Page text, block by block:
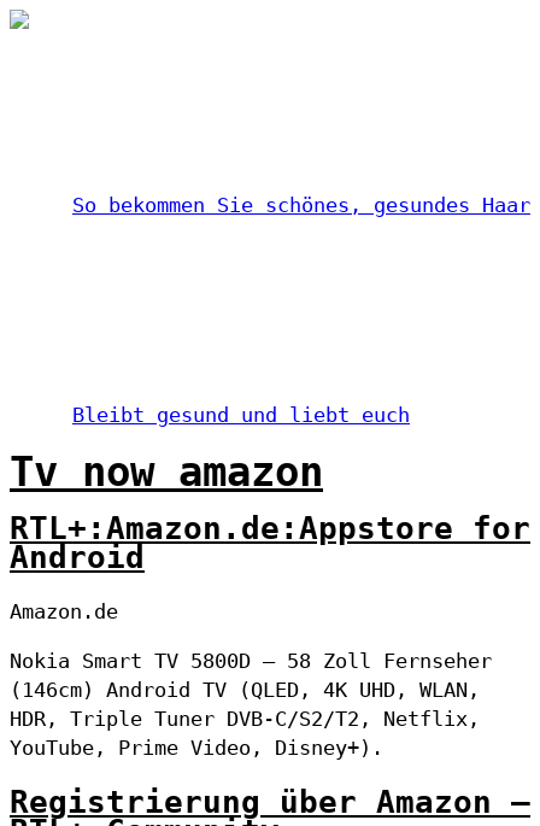
So bekommen Sie schönes, gesundes Haar
Bleibt gesund und liebt euch
Tv now amazon
RTL+:Amazon.de:Appstore for
Android
Amazon.de
Nokia Smart TV 5800D – 58 Zoll Fernseher
(146cm) Android TV (QLED, 4K UHD, WLAN,
HDR, Triple Tuner DVB-C/S2/T2, Netflix,
YouTube, Prime Video, Disney+).
Registrierung über Amazon –